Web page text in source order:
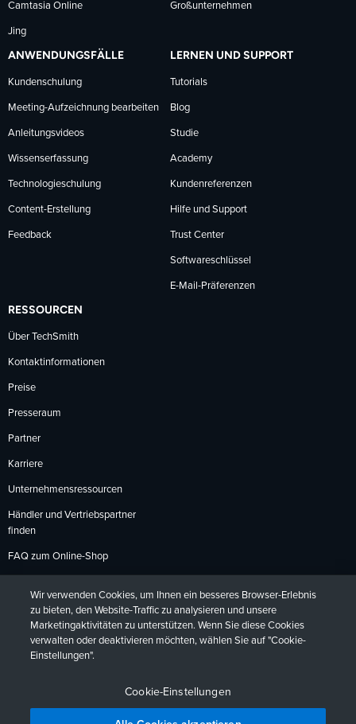
Camtasia Online
Jing
Großunternehmen
ANWENDUNGSFÄLLE
Kundenschulung
Meeting-Aufzeichnung bearbeiten
Anleitungsvideos
Wissenserfassung
Technologieschulung
Content-Erstellung
Feedback
LERNEN UND SUPPORT
Tutorials
Blog
Studie
Academy
Kundenreferenzen
Hilfe und Support
Trust Center
Softwareschlüssel
E-Mail-Präferenzen
RESSOURCEN
Über TechSmith
Kontaktinformationen
Preise
Presseraum
Partner
Karriere
Unternehmensressourcen
Händler und Vertriebspartner
finden
FAQ zum Online-Shop
Rückgabebedingungen
DeutschFrançaisEspañol日本語
Wir verwenden Cookies, um Ihnen ein besseres Browser-Erlebnis
zu bieten, den Website-Traffic zu analysieren und unsere
Marketingaktivitäten zu unterstützen. Wenn Sie diese Cookies
verwalten oder deaktivieren möchten, wählen Sie auf "Cookie-
Einstellungen".
Cookie-Einstellungen